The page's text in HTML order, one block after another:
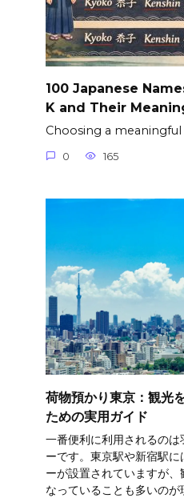
100 Japanese
K and Their
Choosing a meaningful
0 165
荷物預かり東京：観光
ための実用ガイド
一番便利に利用されるの
ーです。東京駅や新宿駅
ーが設置されていますが
なっていることも多いの